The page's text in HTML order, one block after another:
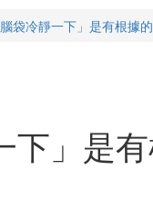
袋冷靜一下」是有根據
」是